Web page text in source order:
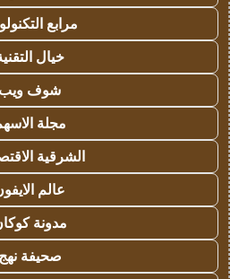
مرابع
خيال
شوف ويب
مجلة
الشرقية
عالم
مدونة
صحيفة نهج